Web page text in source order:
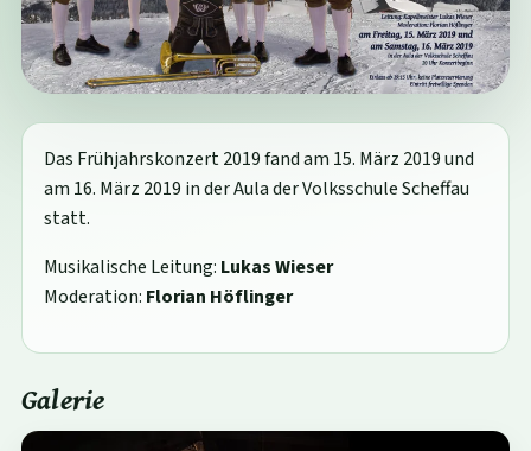
Das Frühjahrskonzert 2019 fand am 15. März 2019 und
am 16. März 2019 in der Aula der Volksschule Scheffau
statt.
Musikalische Leitung: Lukas Wieser
Moderation: Florian Höflinger
Galerie